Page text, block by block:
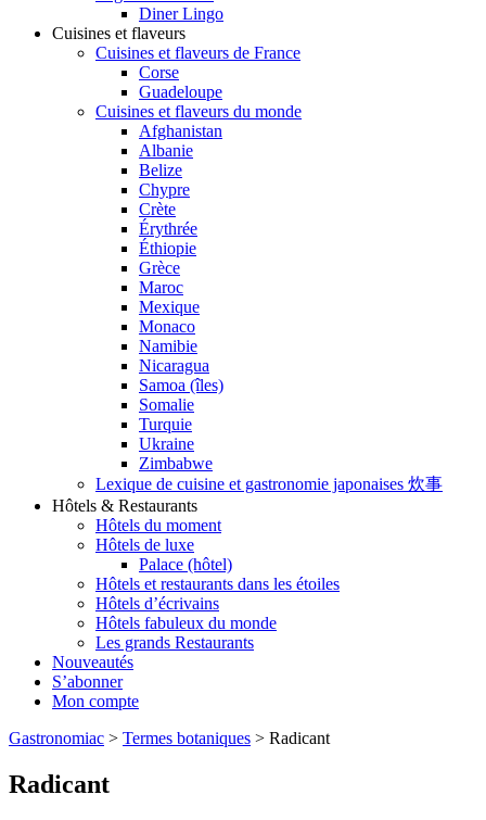
Diner Lingo
Cuisines et flaveurs
Cuisines et flaveurs de France
Corse
Guadeloupe
Cuisines et flaveurs du monde
Afghanistan
Albanie
Belize
Chypre
Crète
Érythrée
Éthiopie
Grèce
Maroc
Mexique
Monaco
Namibie
Nicaragua
Samoa (îles)
Somalie
Turquie
Ukraine
Zimbabwe
Lexique de cuisine et gastronomie japonaises 炊事
Hôtels & Restaurants
Hôtels du moment
Hôtels de luxe
Palace (hôtel)
Hôtels et restaurants dans les étoiles
Hôtels d’écrivains
Hôtels fabuleux du monde
Les grands Restaurants
Nouveautés
S’abonner
Mon compte
Gastronomiac > Termes botaniques > Radicant
Radicant